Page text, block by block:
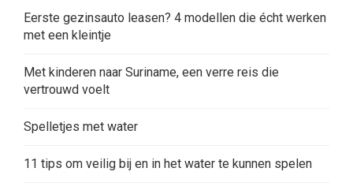
Eerste gezinsauto leasen? 4 modellen die écht werken
met een kleintje
Met kinderen naar Suriname, een verre reis die
vertrouwd voelt
Spelletjes met water
11 tips om veilig bij en in het water te kunnen spelen